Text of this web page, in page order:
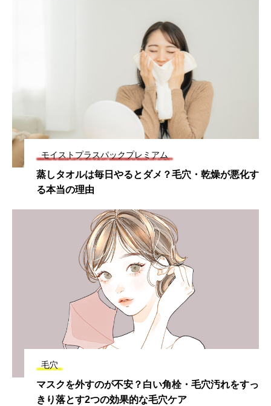
モイストプラスパックプレミアム
蒸しタオルは毎日やるとダメ？毛穴・乾燥が悪化す
る本当の理由
毛穴
マスクを外すのが不安？白い角栓・毛穴汚れをすっ
きり落とす2つの効果的な毛穴ケア